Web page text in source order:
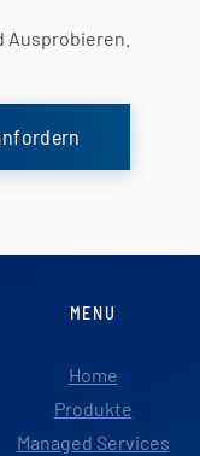
Ausprobieren.
MENU
Home
Produkte
Managed Services